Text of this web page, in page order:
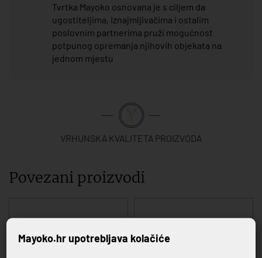
Tvrtka Mayoko osnovana je s ciljem da
ugostiteljima, iznajmljivačima i ostalim
poslovnim partnerima pruži mogućnost
potpunog opremanja njihovih objekata na
jednom mjestu
VRHUNSKA KVALITETA PROIZVODA
Povezani proizvodi
Mayoko.hr upotrebljava kolačiće